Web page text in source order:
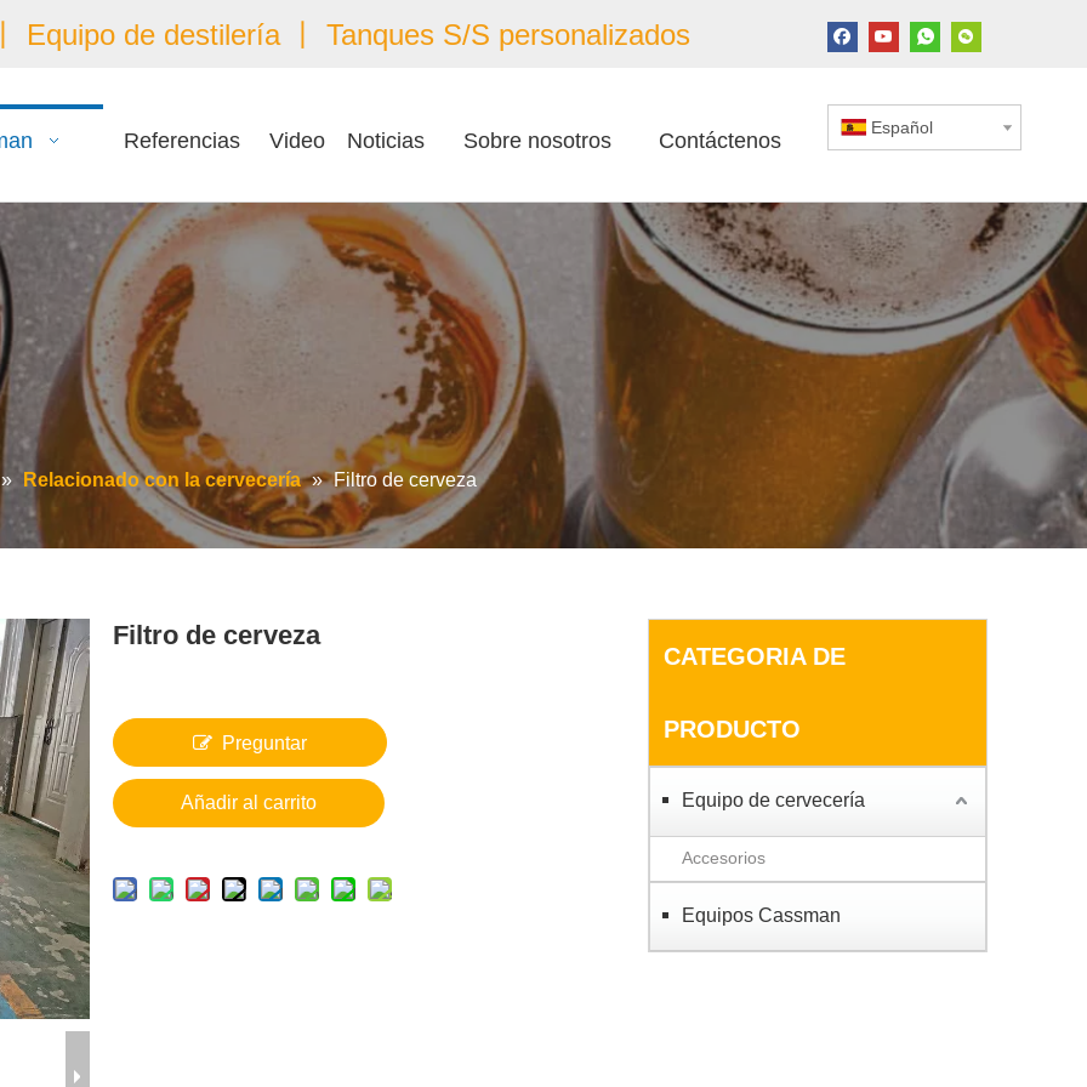
Equipo de destilería 丨 Tanques S/S personalizados
Referencias Video Noticias Sobre nosotros Contáctenos
Español
» Relacionado con la cervecería » Filtro de cerveza
Filtro de cerveza
Preguntar
Añadir al carrito
CATEGORIA DE
PRODUCTO
Equipo de cervecería
Accesorios
Equipos Cassman